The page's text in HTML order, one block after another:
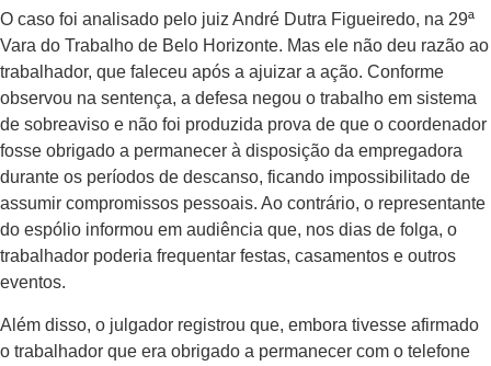
O caso foi analisado pelo juiz André Dutra Figueiredo, na 29ª
Vara do Trabalho de Belo Horizonte. Mas ele não deu razão ao
trabalhador, que faleceu após a ajuizar a ação. Conforme
observou na sentença, a defesa negou o trabalho em sistema
de sobreaviso e não foi produzida prova de que o coordenador
fosse obrigado a permanecer à disposição da empregadora
durante os períodos de descanso, ficando impossibilitado de
assumir compromissos pessoais. Ao contrário, o representante
do espólio informou em audiência que, nos dias de folga, o
trabalhador poderia frequentar festas, casamentos e outros
eventos.
Além disso, o julgador registrou que, embora tivesse afirmado
o trabalhador que era obrigado a permanecer com o telefone